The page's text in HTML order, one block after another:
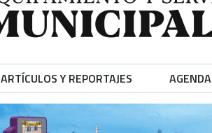
ARTÍCULOS Y REPORTAJES AGENDA